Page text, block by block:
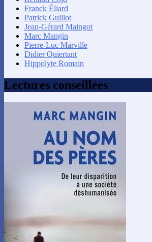
Franck Éliard
Patrick Guillot
Jean-Gérard Maingot
Marc Mangin
Pierre-Luc Marville
Didier Quiertant
Hippolyte Romain
Lectures conseillées